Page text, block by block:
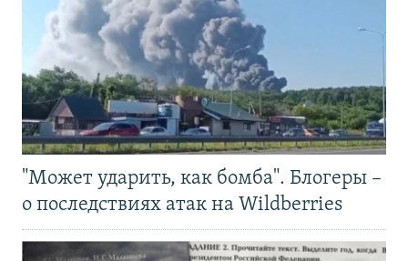
"Может ударить, как бомба". Блогеры –
о последствиях атак на Wildberries